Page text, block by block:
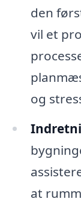
den
vil et
og
at